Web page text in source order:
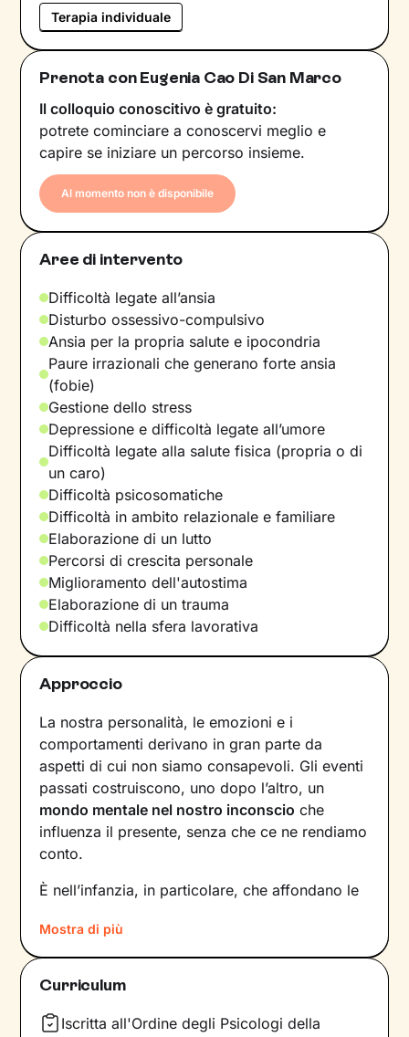
Terapia individuale
Prenota con Eugenia Cao Di San Marco
Il colloquio conoscitivo è gratuito:
potrete cominciare a conoscervi meglio e
capire se iniziare un percorso insieme.
Al momento non è disponibile
Aree di intervento
Difficoltà legate all’ansia
Disturbo ossessivo-compulsivo
Ansia per la propria salute e ipocondria
Paure irrazionali che generano forte ansia
(fobie)
Gestione dello stress
Depressione e difficoltà legate all’umore
Difficoltà legate alla salute fisica (propria o di
un caro)
Difficoltà psicosomatiche
Difficoltà in ambito relazionale e familiare
Elaborazione di un lutto
Percorsi di crescita personale
Miglioramento dell'autostima
Elaborazione di un trauma
Difficoltà nella sfera lavorativa
Approccio
La nostra personalità, le emozioni e i
comportamenti derivano in gran parte da
aspetti di cui non siamo consapevoli. Gli eventi
passati costruiscono, uno dopo l’altro, un
mondo mentale nel nostro inconscio che
influenza il presente, senza che ce ne rendiamo
conto.
È nell’infanzia, in particolare, che affondano le
e agire: leesperienze vissute in famiglia
infatti, vengono apprese, memorizzate e
riproposte nelle relazioni successive.
che in età adulta si attivano in maniera
Mostra di più
Curriculum
Iscritta all'Ordine degli Psicologi della